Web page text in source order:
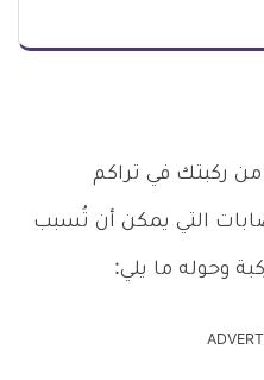
ركبتك في تراكم
التي يمكن أن تُسبب
وحوله ما يلي: